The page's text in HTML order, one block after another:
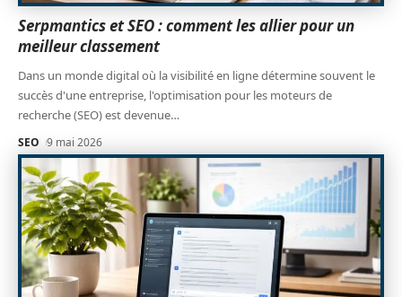
Serpmantics et SEO : comment les allier pour un
meilleur classement
Dans un monde digital où la visibilité en ligne détermine souvent le
succès d'une entreprise, l'optimisation pour les moteurs de
recherche (SEO) est devenue…
SEO 9 mai 2026